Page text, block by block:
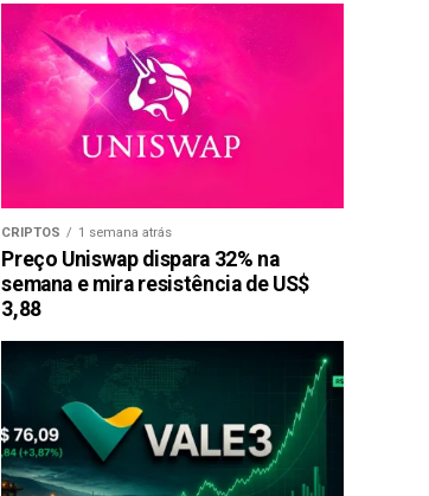
CRIPTOS 1 semana atrás
Preço Uniswap dispara 32% na
semana e mira resistência de US$
3,88